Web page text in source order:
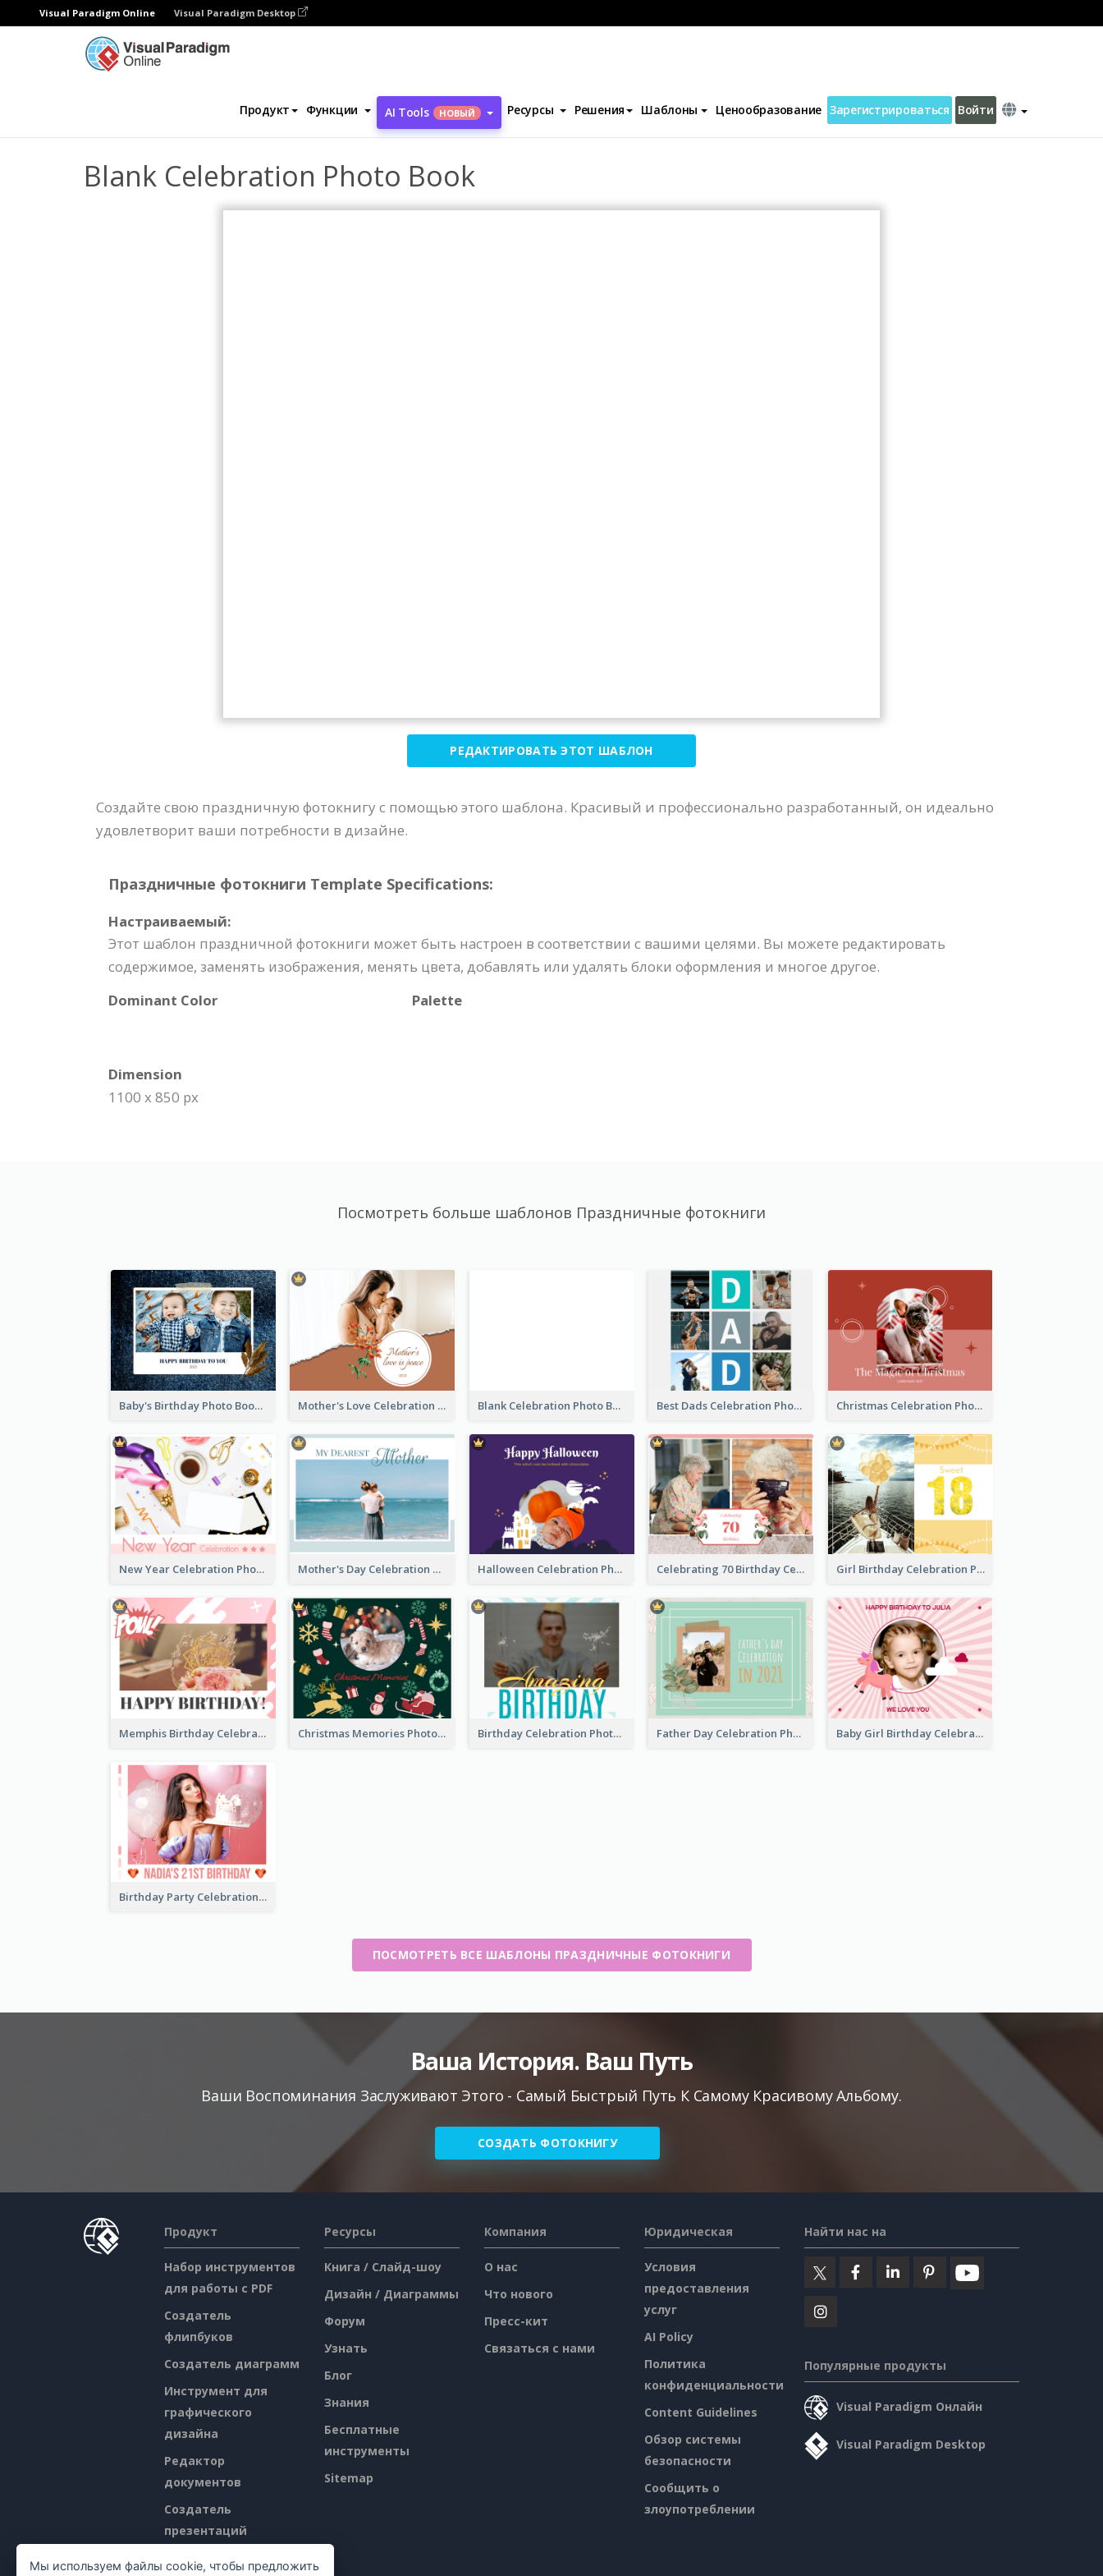
Visual Paradigm Online Visual Paradigm Desktop
Продукт Функции AI Tools НОВЫЙ Ресурсы Решения Шаблоны Ценообразование Зарегистрироваться Войти
Праздничные фотокниги Blank Celebration Photo Book
Blank Celebration Photo Book
РЕДАКТИРОВАТЬ ЭТОТ ШАБЛОН
Создайте свою праздничную фотокнигу с помощью этого шаблона. Красивый и профессионально разработанный, он идеально
удовлетворит ваши потребности в дизайне.
Праздничные фотокниги Template Specifications:
Настраиваемый:
Этот шаблон праздничной фотокниги может быть настроен в соответствии с вашими целями. Вы можете редактировать
содержимое, заменять изображения, менять цвета, добавлять или удалять блоки оформления и многое другое.
Dominant Color
Palette
Dimension
1100 x 850 px
Посмотреть больше шаблонов Праздничные фотокниги
Baby's Birthday Photo Book Mother's Love Celebration Photo Book Blank Celebration Photo Book Best Dads Celebration Photo Book Christmas Celebration Photo Book
New Year Celebration Photo Book Mother's Day Celebration Photo Book Halloween Celebration Photo Book Celebrating 70 Birthday Celebration Photo Book Girl Birthday Celebration Photo Book
Memphis Birthday Celebration Photo Book Christmas Memories Photo Book Birthday Celebration Photo Book Father Day Celebration Photo Book With Quotes Baby Girl Birthday Celebration Photo Book
Birthday Party Celebration Photo Book
ПОСМОТРЕТЬ ВСЕ ШАБЛОНЫ ПРАЗДНИЧНЫЕ ФОТОКНИГИ
Ваша История. Ваш Путь
Ваши Воспоминания Заслуживают Этого - Самый Быстрый Путь К Самому Красивому Альбому.
СОЗДАТЬ ФОТОКНИГУ
Продукт
Набор инструментов
для работы с PDF
Создатель
флипбуков
Создатель диаграмм
Инструмент для
графического
дизайна
Редактор
документов
Создатель
презентаций
Редактор
Ресурсы
Книга / Слайд-шоу
Дизайн / Диаграммы
Форум
Узнать
Блог
Знания
Бесплатные
инструменты
Sitemap
Компания
О нас
Что нового
Пресс-кит
Связаться с нами
Юридическая
Условия
предоставления
услуг
AI Policy
Политика
конфиденциальности
Content Guidelines
Обзор системы
безопасности
Сообщить о
злоупотреблении
Найти нас на
Популярные продукты
Visual Paradigm Онлайн
Visual Paradigm Desktop
Мы используем файлы cookie, чтобы предложить